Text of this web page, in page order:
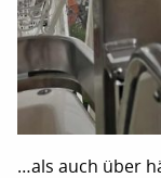
…als auch über